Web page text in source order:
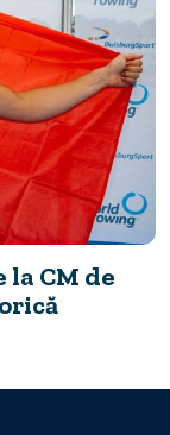
CM de